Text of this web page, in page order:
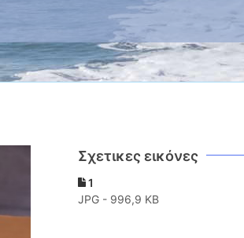
Σχετικες εικόνες
1
JPG - 996,9 KB